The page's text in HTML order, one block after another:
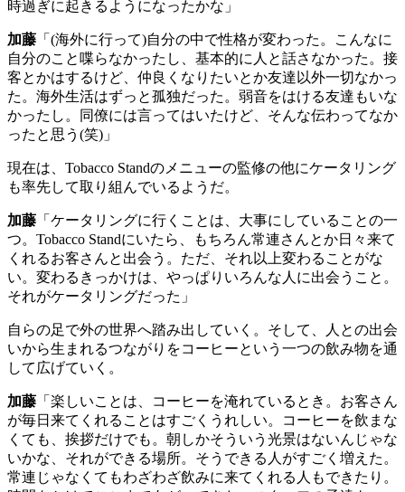
時過ぎに起きるようになったかな」
加藤 「 (海外に行って)自分の中で性格が変わった。こんなに
自分のこと喋らなかったし、基本的に人と話さなかった。接
客とかはするけど、仲良くなりたいとか友達以外一切なかっ
た。海外生活はずっと孤独だった。弱音をはける友達もいな
かったし。同僚には言ってはいたけど、そんな伝わってなか
ったと思う (笑) 」
現在は、 Tobacco Standのメニューの監修の他にケータリング
も率先して取り組んでいるようだ。
加藤 「ケータリングに行くことは、大事にしていることの一
つ。 Tobacco Standにいたら、もちろん常連さんとか日々来て
くれるお客さんと出会う。ただ、それ以上変わることがな
い。変わるきっかけは、やっぱりいろんな人に出会うこと。
それがケータリングだった」
自らの足で外の世界へ踏み出していく。そして、人との出会
いから生まれるつながりをコーヒーという一つの飲み物を通
して広げていく。
加藤 「楽しいことは、コーヒーを淹れているとき。お客さん
が毎日来てくれることはすごくうれしい。コーヒーを飲まな
くても、挨拶だけでも。朝しかそういう光景はないんじゃな
いかな、それができる場所。そうできる人がすごく増えた。
常連じゃなくてもわざわざ飲みに来てくれる人もできたり。